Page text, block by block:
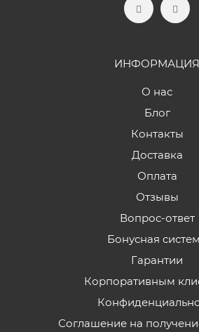
ИНФОРМАЦИЯ
О нас
Блог
Контакты
Доставка
Оплата
Отзывы
Вопрос-ответ
Бонусная
Гарантии
Корпоративным
Соглашение на